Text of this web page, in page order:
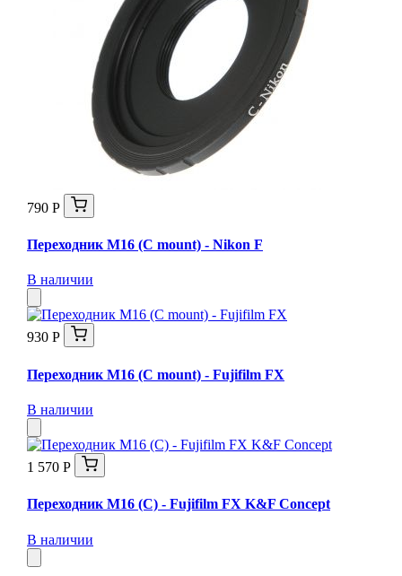
790 Р
Переходник M16 (C mount) - Nikon F
В наличии
930 Р
Переходник M16 (C mount) - Fujifilm FX
В наличии
1 570 Р
Переходник M16 (C) - Fujifilm FX K&F Concept
В наличии